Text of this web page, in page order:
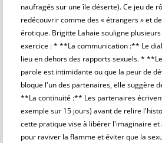
naufragés sur une île déserte). Ce jeu de
redécouvrir comme des « étrangers » et
érotique. Brigitte Lahaie souligne
exercice : * **La communication :** Le
lieu en dehors des rapports sexuels. *
parole est intimidante ou que la peur de
bloque l'un des partenaires, elle suggère
**La continuité :** Les partenaires
exemple sur 15 jours) avant de relire
cette pratique vise à libérer l'imaginaire
pour raviver la flamme et éviter que la